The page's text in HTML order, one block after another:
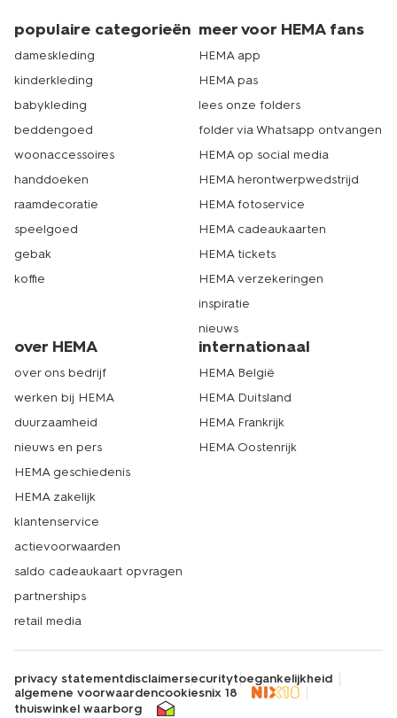
populaire categorieën
dameskleding
kinderkleding
babykleding
beddengoed
woonaccessoires
handdoeken
raamdecoratie
speelgoed
gebak
koffie
meer voor HEMA fans
HEMA app
HEMA pas
lees onze folders
folder via Whatsapp ontvangen
HEMA op social media
HEMA herontwerpwedstrijd
HEMA fotoservice
HEMA cadeaukaarten
HEMA tickets
HEMA verzekeringen
inspiratie
nieuws
over HEMA
over ons bedrijf
werken bij HEMA
duurzaamheid
nieuws en pers
HEMA geschiedenis
HEMA zakelijk
klantenservice
actievoorwaarden
saldo cadeaukaart opvragen
partnerships
retail media
internationaal
HEMA België
HEMA Duitsland
HEMA Frankrijk
HEMA Oostenrijk
privacy statementdisclaimersecuritytoegankelijkheid
algemene voorwaardencookiesnix 18
thuiswinkel waarborg